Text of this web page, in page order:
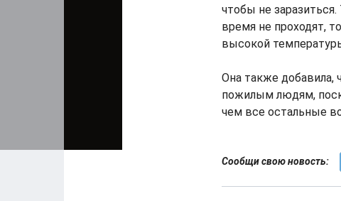
чтобы не
время не проходят,
высокой
Она также добавила,
пожилым людям,
чем все остальные
Сообщи свою новость: